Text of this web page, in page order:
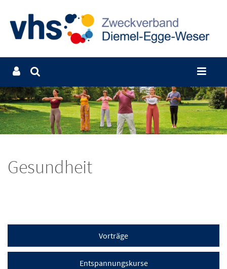
Gesundheit
Vorträge
Entspannungskurse